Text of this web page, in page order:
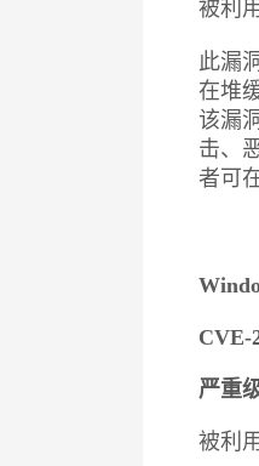
被利
此漏
在堆
该漏
击、
者可
CVE-
严重
被利